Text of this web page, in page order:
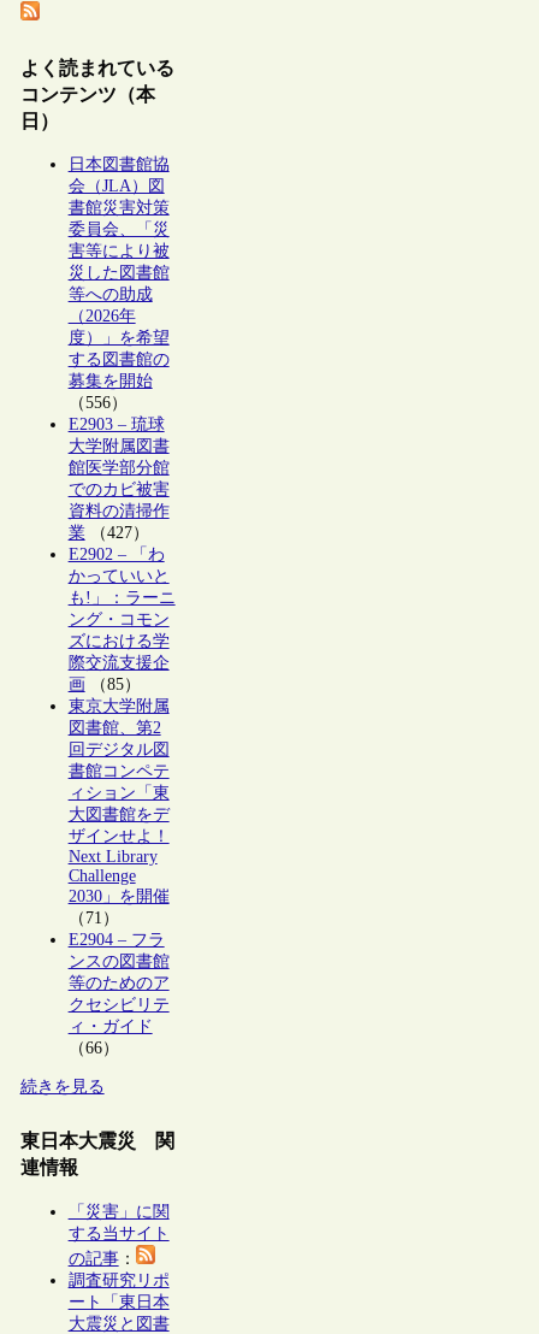
よく読まれている
コンテンツ（本
日）
日本図書館協
会（JLA）図
書館災害対策
委員会、「災
害等により被
災した図書館
等への助成
（2026年
度）」を希望
する図書館の
募集を開始
（556）
E2903 – 琉球
大学附属図書
館医学部分館
でのカビ被害
資料の清掃作
業（427）
E2902 – 「わ
かっていいと
も!」：ラーニ
ング・コモン
ズにおける学
際交流支援企
画 （85）
東京大学附属
図書館、第2
回デジタル図
書館コンペテ
ィション「東
大図書館をデ
ザインせよ！
Next Library
Challenge
2030」を開催
（71）
E2904 – フラ
ンスの図書館
等のためのア
クセシビリテ
ィ・ガイド
（66）
続きを見る
東日本大震災 関
連情報
「災害」に関
する当サイト
の記事：
調査研究リポ
ート「東日本
大震災と図書